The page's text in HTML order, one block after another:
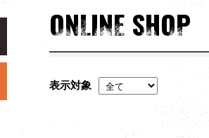
ONLINE SHOP
表示対象